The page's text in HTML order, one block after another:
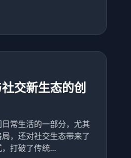
交新生态的创
常生活的一部分，尤其
，还对社交生态带来了
打破了传统...